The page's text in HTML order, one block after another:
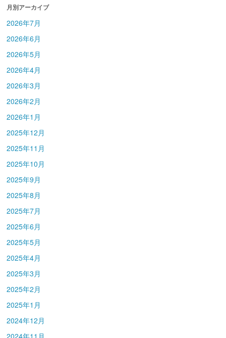
月別アーカイブ
2026年7月
2026年6月
2026年5月
2026年4月
2026年3月
2026年2月
2026年1月
2025年12月
2025年11月
2025年10月
2025年9月
2025年8月
2025年7月
2025年6月
2025年5月
2025年4月
2025年3月
2025年2月
2025年1月
2024年12月
2024年11月